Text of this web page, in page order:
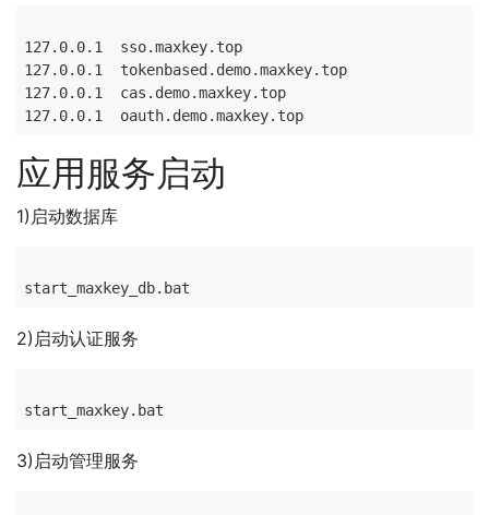
127.0.0.1  sso.maxkey.top
127.0.0.1  tokenbased.demo.maxkey.top
127.0.0.1  cas.demo.maxkey.top
应用服务启动
1)启动数据库
2)启动认证服务
3)启动管理服务